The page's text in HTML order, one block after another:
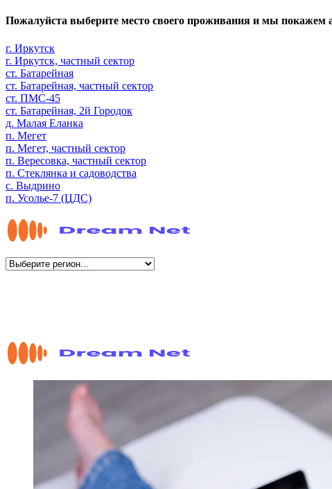
Пожалуйста выберите место своего проживания и мы
г. Иркутск
г. Иркутск, частный сектор
ст. Батарейная
ст. Батарейная, частный сектор
ст. ПМС-45
ст. Батарейная, 2й Городок
д. Малая Еланка
п. Мегет
п. Мегет, частный сектор
п. Вересовка, частный сектор
п. Стеклянка и садоводства
с. Выдрино
п. Усолье-7 (ЦДС)